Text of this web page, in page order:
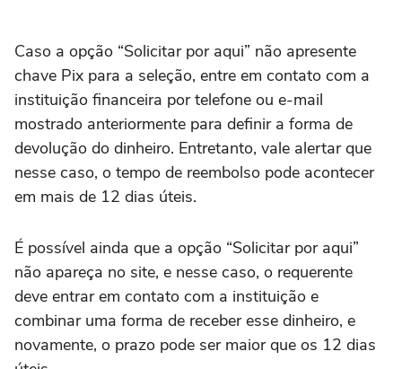
Caso a opção “Solicitar por aqui” não apresente
chave Pix para a seleção, entre em contato com a
instituição financeira por telefone ou e-mail
mostrado anteriormente para definir a forma de
devolução do dinheiro. Entretanto, vale alertar que
nesse caso, o tempo de reembolso pode acontecer
em mais de 12 dias úteis.
É possível ainda que a opção “Solicitar por aqui”
não apareça no site, e nesse caso, o requerente
deve entrar em contato com a instituição e
combinar uma forma de receber esse dinheiro, e
novamente, o prazo pode ser maior que os 12 dias